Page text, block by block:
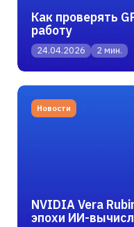
24.04.2026 2 мин.
Как проверять
работу
Новости
NVIDIA Vera
эпохи ИИ-